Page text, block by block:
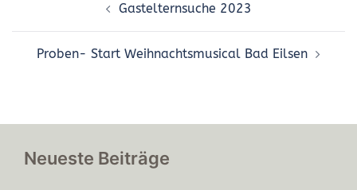
Gastelternsuche 2023
Proben- Start Weihnachtsmusical Bad Eilsen
Neueste Beiträge